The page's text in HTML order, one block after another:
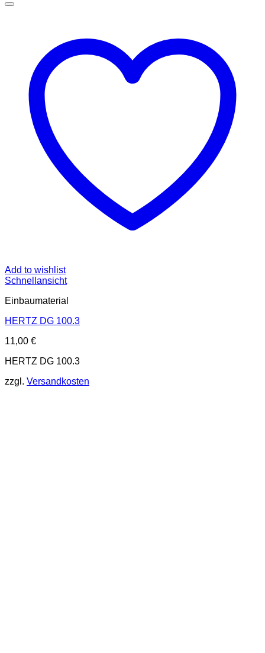
Add to wishlist
Schnellansicht
Einbaumaterial
HERTZ DG 100.3
11,00 €
HERTZ DG 100.3
zzgl. Versandkosten